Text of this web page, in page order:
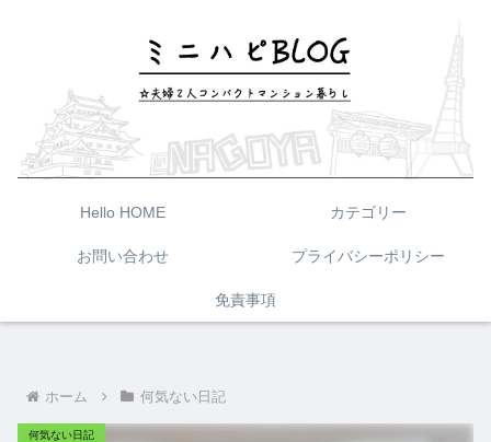
Hello HOME カテゴリー
お問い合わせ プライバシーポリシー
免責事項
ホーム 何気ない日記
何気ない日記